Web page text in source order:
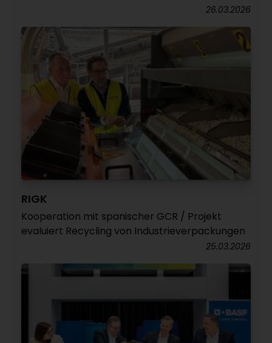
26.03.2026
RIGK
Kooperation mit spanischer GCR / Projekt
evaluiert Recycling von Industrieverpackungen
25.03.2026